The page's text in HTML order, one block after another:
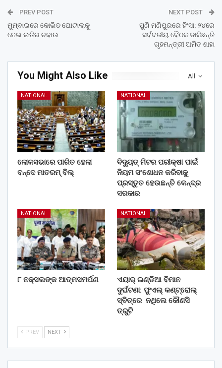
PREV POST
ମୁମ୍ବାଇରେ କୋଭିଡ ଘୋଟାଲାକୁ
ନେଇ ଇଡିର ଚଢାଉ
NEXT POST
ପୁଣି ମଣିପୁରରେ ହିଂସା: ୨୪ରେ
ସର୍ବଦଳୀୟ ବୈଠକ ଡାକିଛନ୍ତି
ଗୃହମନ୍ତ୍ରୀ ଅମିତ ଶାହା
All
You Might Also Like
NATIONAL
ଲୋକସଭାରେ ପାରିତ ହେଲା
ବନ୍ଦେ ମାତରମ୍‌ ବିଲ୍‌
NATIONAL
ବିଦ୍ୟୁତ୍ ମିଟର ପରୀକ୍ଷା ପାଇଁ
ନିୟମ ସଂଶୋଧନ କରିବାକୁ
ପ୍ରସ୍ତୁତ ହେଉଛନ୍ତି କେନ୍ଦ୍ର
ସରକାର
NATIONAL
୮ ନକ୍ସଲଙ୍କ ଆତ୍ମସମର୍ପଣ
NATIONAL
ଏୟାର୍ ଇଣ୍ଡିଆ ବିମାନ
ଦୁର୍ଘଟଣା: ଫୁଏଲ୍‌ କଣ୍ଟ୍ରୋଲ୍‌
ସ୍ବିଚ୍‌ରେ ନଥିଲେ କୌଣସି
ତ୍ରୁଟି
PREV NEXT